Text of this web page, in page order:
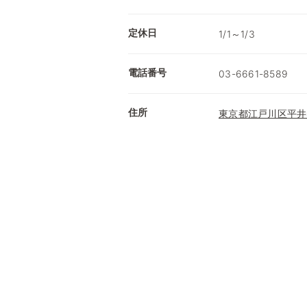
定休日 1/1～1/3
電話番号 03-6661-8589
住所 東京都江戸川区平